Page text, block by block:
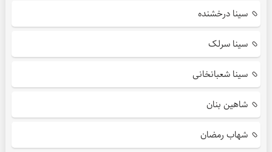
سینا درخشنده
سینا سرلک
سینا شعبانخانی
شاهین بنان
شهاب رمضان